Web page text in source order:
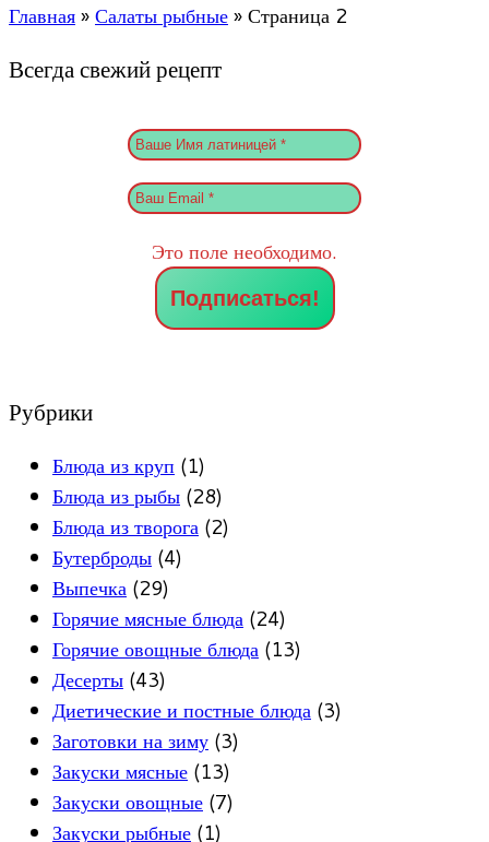
Главная»Салаты рыбные»Страница 2
Всегда свежий рецепт
Это поле необходимо.
Рубрики
Блюда из круп (1)
Блюда из рыбы (28)
Блюда из творога (2)
Бутерброды (4)
Выпечка (29)
Горячие мясные блюда (24)
Горячие овощные блюда (13)
Десерты (43)
Диетические и постные блюда (3)
Заготовки на зиму (3)
Закуски мясные (13)
Закуски овощные (7)
Закуски рыбные (1)